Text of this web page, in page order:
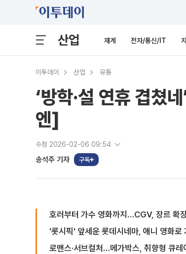
산업 재계 전자/통신/IT
이투데이 산업 유통
‘방학·설 연휴 겹쳤
엔]
수정 2026-02-06 09:54
송석주 기자 구독
호러부터 가수 영화까지…CGV, 장르 확
'롯시픽' 앞세운 롯데시네마, 애니 영화로
로맨스·서브컬처…메가박스, 취향형 큐레